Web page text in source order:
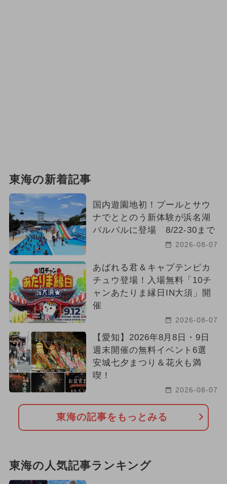
東海の新着記事
国内遊園地初！プールとサウ
ナでととのう新体験が浜名湖
パルパルに登場 8/22-30まで
2026-08-07
あばれる君＆キャプテンピカ
チュウ登場！入場無料「10チ
ャンあたりま縁日IN大須」開
催
2026-08-07
【愛知】2026年8月8日・9日
週末開催の無料イベント6選
安城七夕まつり＆花火も満
喫！
2026-08-07
東海の記事をもっとみる
東海の人気記事ランキング